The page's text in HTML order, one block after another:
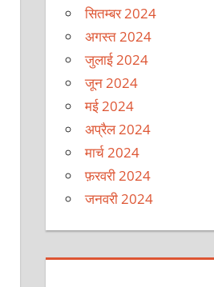
सितम्बर 2024
अगस्त 2024
जुलाई 2024
जून 2024
मई 2024
अप्रैल 2024
मार्च 2024
फ़रवरी 2024
जनवरी 2024